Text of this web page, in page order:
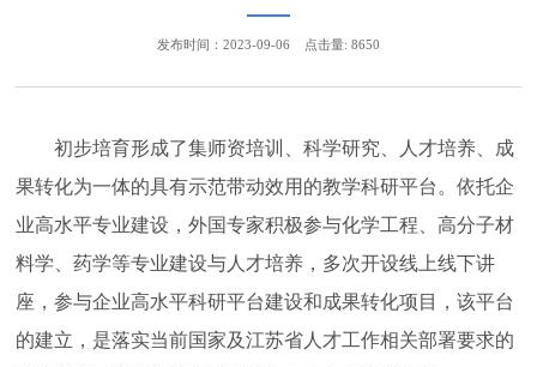
初步培育形成了集师资培训、科学研究、人才培养、成
果转化为一体的具有示范带动效用的教学科研平台。依托企
业高水平专业建设，外国专家积极参与化学工程、高分子材
料学、药学等专业建设与人才培养，多次开设线上线下讲
座，参与企业高水平科研平台建设和成果转化项目，该平台
的建立，是落实当前国家及江苏省人才工作相关部署要求的